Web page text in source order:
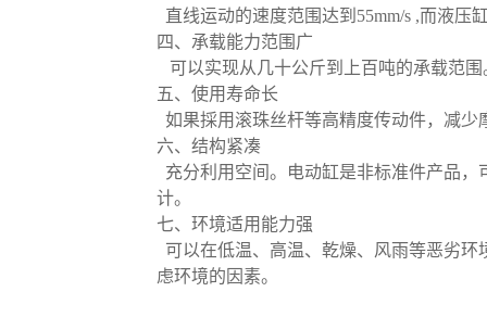
直线运动的速度范围达到55mm/s ,而液压
四、承载能力范围广
可以实现从几十公斤到上百吨的承载范围
五、使用寿命长
如果採用滚珠丝杆等高精度传动件，减
六、结构紧凑
充分利用空间。电动缸是非标准件产品
计。
七、环境适用能力强
可以在低温、高温、乾燥、风雨等恶劣
虑环境的因素。